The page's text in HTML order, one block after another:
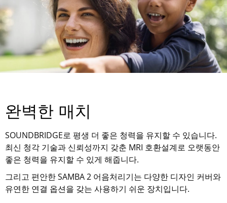
완벽한 매치
SOUNDBRIDGE로 평생 더 좋은 청력을 유지할 수 있습니다.
최신 청각 기술과 신뢰성까지 갖춘 MRI 호환설계로 오랫동안
좋은 청력을 유지할 수 있게 해줍니다.
그리고 편안한 SAMBA 2 어음처리기는 다양한 디자인 커버와
유연한 연결 옵션을 갖는 사용하기 쉬운 장치입니다.